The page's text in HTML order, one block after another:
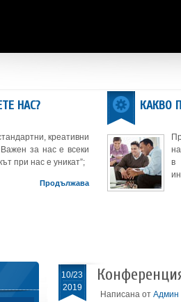
НАС?
креативни
за нас е всеки
при нас е уникат”;
Продължава
КАКВО
в
10/23
2019
Написана от Админ